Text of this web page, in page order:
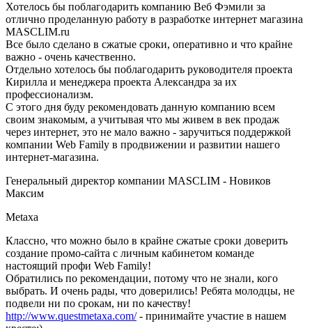
Хотелось бы поблагодарить компанию Веб Фэмили за
отлично проделанную работу в разработке интернет магазина
MASCLIM.ru
Все было сделано в сжатые сроки, оперативно и что крайне
важно - очень качественно.
Отдельно хотелось бы поблагодарить руководителя проекта
Кирилла и менеджера проекта Александра за их
профессионализм.
С этого дня буду рекомендовать данную компанию всем
своим знакомым, а учитывая что мы живем в век продаж
через интернет, это не мало важно - заручиться поддержкой
компании Web Family в продвижении и развитии нашего
интернет-магазина.
Генеральный директор компании MASCLIM - Новиков
Максим
Metaxa
Классно, что можно было в крайне сжатые сроки доверить
создание промо-сайта с личным кабинетом команде
настоящий профи Web Family!
Обратились по рекомендации, потому что не знали, кого
выбрать. И очень рады, что доверились! Ребята молодцы, не
подвели ни по срокам, ни по качеству!
http://www.questmetaxa.com/- принимайте участие в нашем